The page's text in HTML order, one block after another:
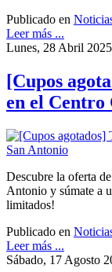
Publicado en
Leer más ...
Lunes, 28 Abril
[Cupos
en el
Descubre la oferta
Antonio y súmate a
limitados!
Publicado en
Leer más ...
Sábado, 17 Agosto